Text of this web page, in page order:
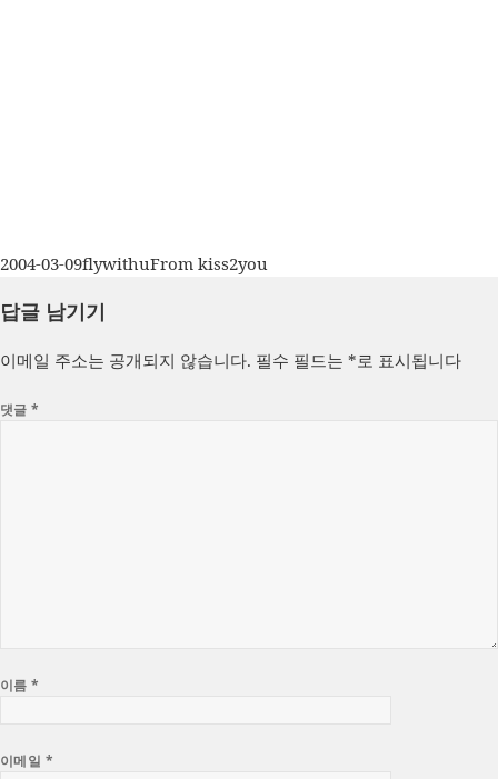
작
일
2004-03-09글
이
flywithu카
From kiss2you
답글 남기기
이메일 주소는 공개되지 않습니다. 필수 필드는 *로 표시됩니다
댓글*
이름*
이메일 *